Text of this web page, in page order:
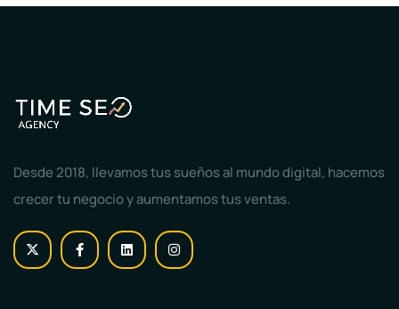
Desde 2018, llevamos tus sueños al mundo digital, hacemos
crecer tu negocio y aumentamos tus ventas.